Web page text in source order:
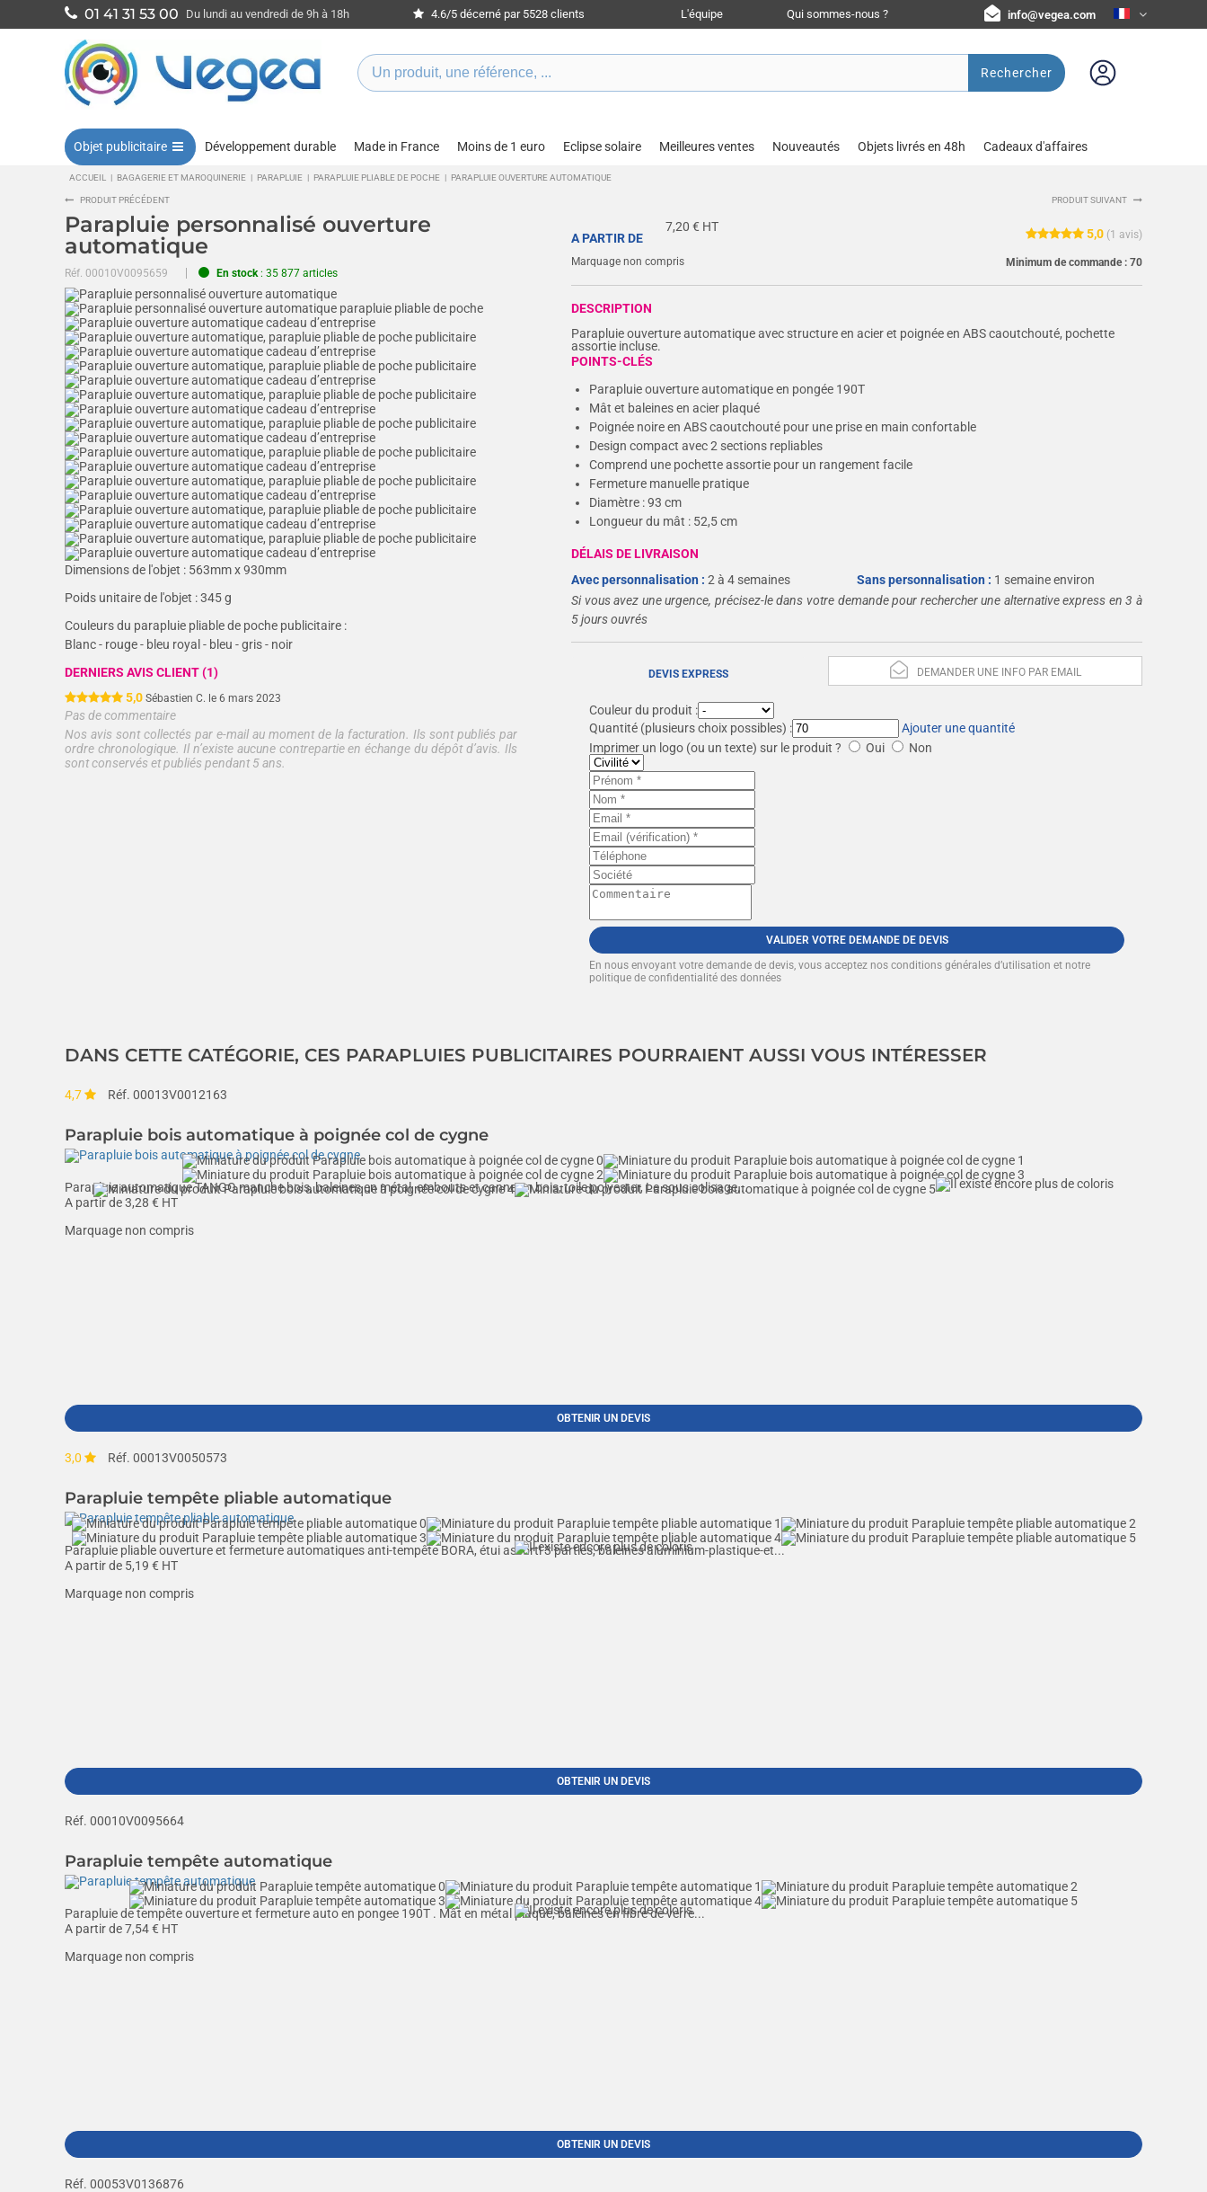
01 41 31 53 00 Du lundi au vendredi de 9h à 18h 4.6/5 décerné par 5528 clients L'équipe Qui sommes-nous ? info@vegea.com
Rechercher
Objet publicitaire Développement durable Made in France Moins de 1 euro Eclipse solaire Meilleures ventes Nouveautés Objets livrés en 48h Cadeaux d'affaires
ACCUEIL | BAGAGERIE ET MAROQUINERIE | PARAPLUIE | PARAPLUIE PLIABLE DE POCHE | PARAPLUIE OUVERTURE AUTOMATIQUE
PRODUIT PRÉCÉDENT PRODUIT SUIVANT
Parapluie personnalisé ouverture
automatique
Réf. 00010V0095659 En stock: 35 877 articles
Dimensions de l'objet : 563mm x 930mm
Poids unitaire de l'objet :345 g
Couleurs du parapluie pliable de poche publicitaire :
Blanc - rouge - bleu royal - bleu - gris - noir
DERNIERS AVIS CLIENT (1)
5,0 Sébastien C. le 6 mars 2023
Pas de commentaire
Nos avis sont collectés par e-mail au moment de la facturation. Ils sont publiés par
ordre chronologique. Il n’existe aucune contrepartie en échange du dépôt d’avis. Ils
sont conservés et publiés pendant 5 ans.
5,0 (1 avis)
7,20 € HT
A PARTIR DE
Marquage non compris Minimum de commande : 70
DESCRIPTION
Parapluie ouverture automatique avec structure en acier et poignée en ABS caoutchouté, pochette
assortie incluse.
POINTS-CLÉS
Parapluie ouverture automatique en pongée 190T
Mât et baleines en acier plaqué
Poignée noire en ABS caoutchouté pour une prise en main confortable
Design compact avec 2 sections repliables
Comprend une pochette assortie pour un rangement facile
Fermeture manuelle pratique
Diamètre : 93 cm
Longueur du mât : 52,5 cm
DÉLAIS DE LIVRAISON
Avec personnalisation : 2 à 4 semaines Sans personnalisation : 1 semaine environ
Si vous avez une urgence, précisez-le dans votre demande pour rechercher une alternative express en 3 à
5 jours ouvrés
DEMANDER UNE INFO PAR EMAIL
DEVIS EXPRESS
Couleur du produit :
Quantité (plusieurs choix possibles) :
Ajouter une quantité
Imprimer un logo (ou un texte) sur le produit ?
Oui Non
VALIDER VOTRE DEMANDE DE DEVIS
En nous envoyant votre demande de devis, vous acceptez nos conditions générales d’utilisation et notre
politique de confidentialité des données
DANS CETTE CATÉGORIE, CES PARAPLUIES PUBLICITAIRES POURRAIENT AUSSI VOUS INTÉRESSER
4,7 Réf. 00013V0012163
Parapluie bois automatique à poignée col de cygne
Parapluie automatique TANGO manche bois, baleines en métal, embouts et canne en bois, toile polyester, Le sous colisage...
A partir de3,28 € HT
Marquage non compris
OBTENIR UN DEVIS
3,0 Réf. 00013V0050573
Parapluie tempête pliable automatique
Parapluie pliable ouverture et fermeture automatiques anti-tempête BORA, étui assorti 3 parties, baleines aluminium-plastique-et...
A partir de 5,19 € HT
Marquage non compris
OBTENIR UN DEVIS
Réf. 00010V0095664
Parapluie tempête automatique
Parapluie de tempête ouverture et fermeture auto en pongee 190T . Mât en métal plaqué, baleines en fibre de verre...
A partir de7,54€ HT
Marquage non compris
OBTENIR UN DEVIS
Réf. 00053V0136876